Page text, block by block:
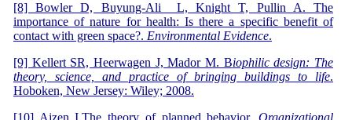
[8] Bowler D, Buyung-Ali L, Knight T, Pullin A. The
importance of nature for health: Is there a specific benefit of
contact with green space?. Environmental Evidence.
[9] Kellert SR, Heerwagen J, Mador M. Biophilic design: The
theory, science, and practice of bringing buildings to life.
Hoboken, New Jersey: Wiley; 2008.
[10] Ajzen I.The theory of planned behavior. Organizational